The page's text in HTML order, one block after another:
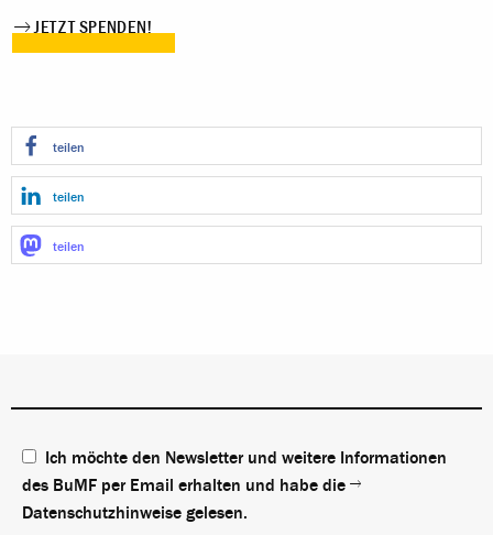
JETZT SPENDEN!
teilen
teilen
teilen
Ich möchte den Newsletter und weitere Informationen
des BuMF per Email erhalten und habe die
Datenschutzhinweise gelesen.